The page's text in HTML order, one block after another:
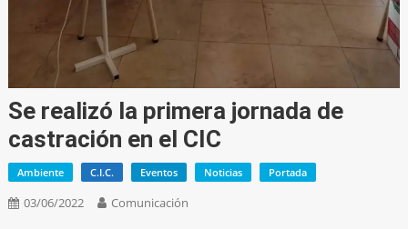
Se realizó la primera jornada de
castración en el CIC
Ambiente C.I.C. Eventos Noticias Portada
03/06/2022 Comunicación